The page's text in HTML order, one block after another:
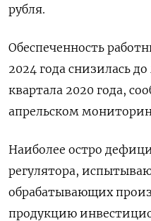
рубля.
Обеспеченность
2024 года снизилась
квартала 2020 года,
апрельском
Наиболее остро
регулятора,
обрабатывающих
продукцию